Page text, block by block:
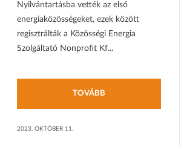
Nyilvántartásba vették az első
energiaközösségeket, ezek között
regisztrálták a Közösségi Energia
Szolgáltató Nonprofit Kf...
TOVÁBB
2023. OKTÓBER 11.